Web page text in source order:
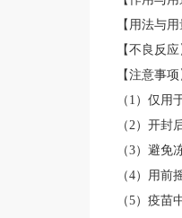
【用法与
【不良反
【注意事
（1）仅用
（2）开封
（3）避免
（4）用前
（5）疫苗